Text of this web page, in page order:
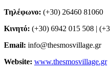
Τηλέφωνο: (+30) 26460 81060
Κινητό: (+30) 6942 015 508 |
Email: info@thesmosvillage.gr
Website: www.thesmosvillage.gr